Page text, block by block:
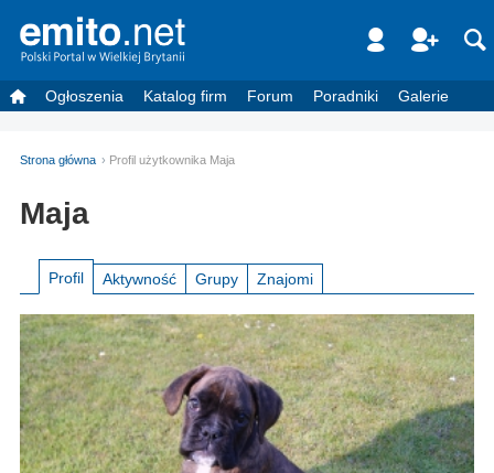
Ogłoszenia Katalog firm Forum Poradniki Galerie
Strona główna Profil użytkownika Maja
Maja
Profil Aktywność Grupy Znajomi